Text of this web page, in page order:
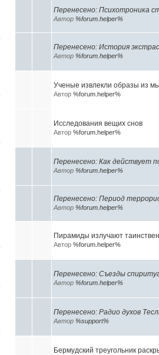
Перенесено: Психотроника
Автор %forum.helper%
Перенесено: История
Автор %forum.helper%
Ученые извлекли образы из
Автор %forum.helper%
Исследования вещих снов
Автор %forum.helper%
Перенесено: Как действует
Автор %forum.helper%
Перенесено: Период
Автор %forum.helper%
Пирамиды излучают
Автор %forum.helper%
Перенесено: Съезды
Автор %forum.helper%
Перенесено: Радио духов
Автор %support%
Бермудский треугольник